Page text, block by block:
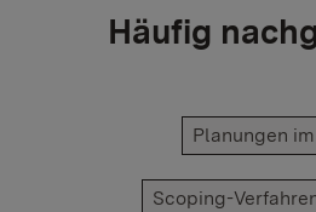
Häufig
Planungen
Scoping-